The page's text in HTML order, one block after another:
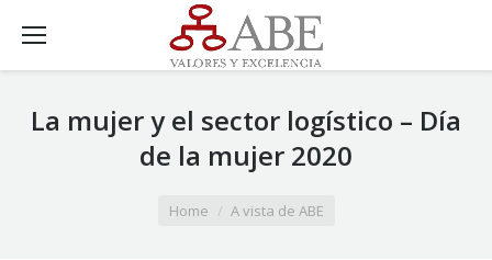
La mujer y el sector logístico – Día
de la mujer 2020
Home A vista de ABE